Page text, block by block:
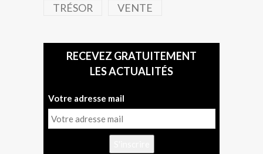
TRÉSOR VENTE
RECEVEZ GRATUITEMENT
LES ACTUALITÉS
Votre adresse mail